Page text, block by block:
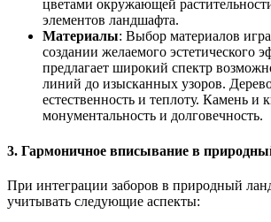
цветами окружающей
элементов ландшафта.
Материалы: Выбор материалов
создании желаемого эстетического
предлагает широкий спектр
линий до изысканных узоров.
естественность и теплоту. Камень и
монументальность и долговечность.
3. Гармоничное вписывание в
При интеграции заборов в природный
учитывать следующие аспекты: